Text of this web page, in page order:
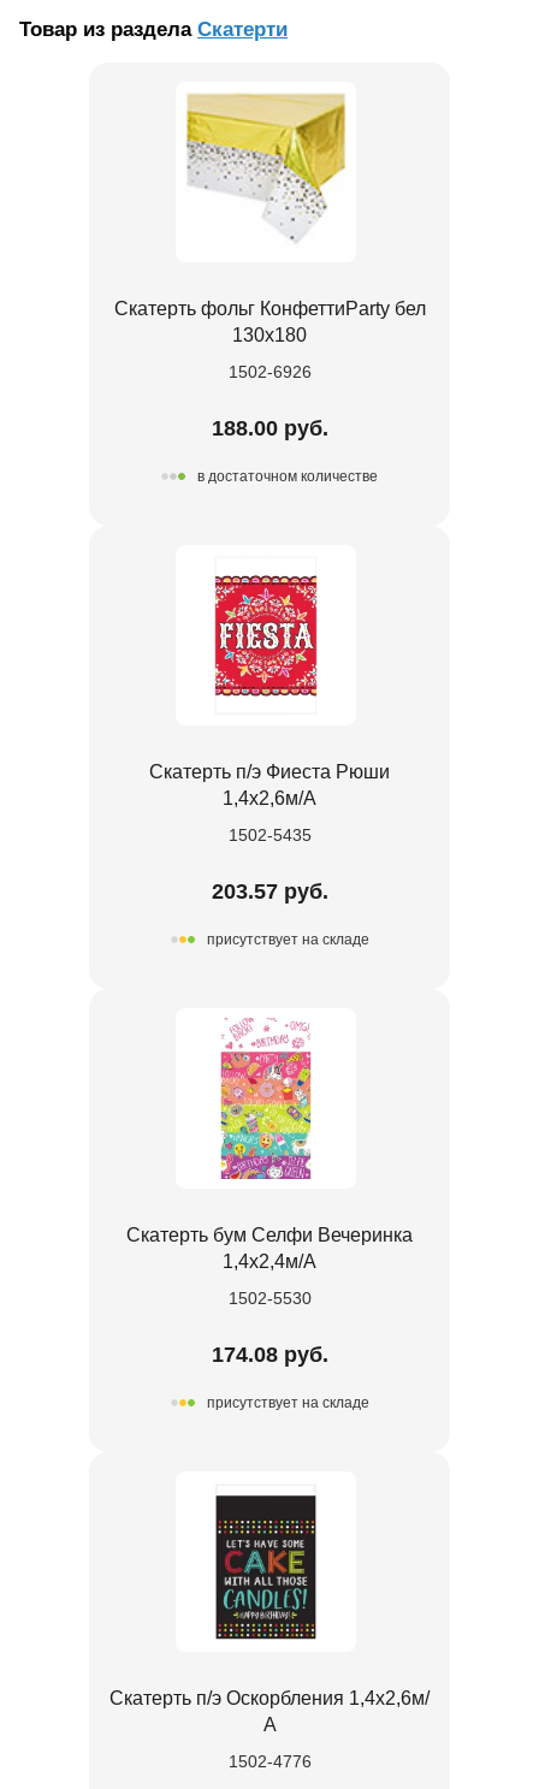
Товар из раздела Скатерти
Скатерть фольг КонфеттиParty бел
130х180
1502-6926
188.00 руб.
в достаточном количестве
Скатерть п/э Фиеста Рюши
1,4х2,6м/А
1502-5435
203.57 руб.
присутствует на складе
Скатерть бум Селфи Вечеринка
1,4х2,4м/А
1502-5530
174.08 руб.
присутствует на складе
Скатерть п/э Оскорбления 1,4х2,6м/
А
1502-4776